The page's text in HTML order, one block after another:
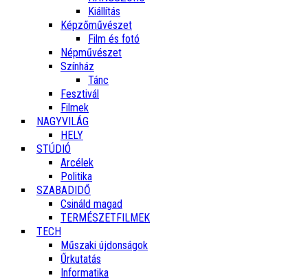
Kiállítás
Képzőművészet
Film és fotó
Népművészet
Színház
Tánc
Fesztivál
Filmek
NAGYVILÁG
HELY
STÚDIÓ
Arcélek
Politika
SZABADIDŐ
Csináld magad
TERMÉSZETFILMEK
TECH
Műszaki újdonságok
Űrkutatás
Informatika